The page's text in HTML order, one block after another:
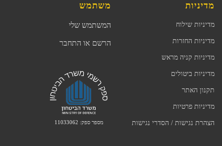
מדיניות
מדיניות שילוח
מדיניות החזרות
מדיניות קניה מראש
מדיניות ביטולים
תקנון האתר
מדיניות פרטיות
הצהרת נגישות / הסדרי נגישות
משתמש
המשתמש שלי
הרשם או התחבר
מספר ספק: 11033062